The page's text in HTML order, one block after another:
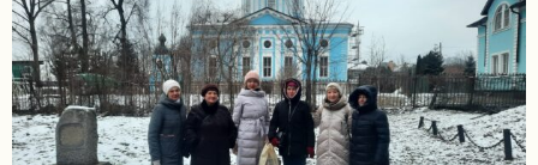
Документы
Контакты